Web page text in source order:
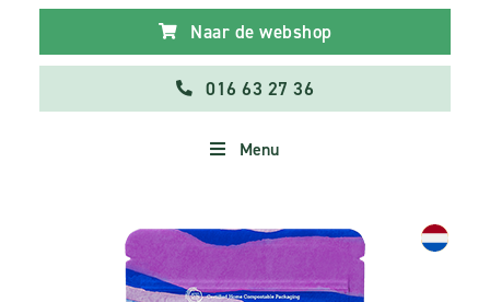
Naar de webshop
016 63 27 36
Menu